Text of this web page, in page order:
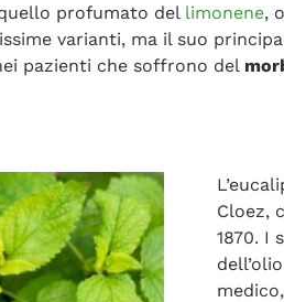
profumato del limonene,
varianti, ma il suo
pazienti che soffrono del
Cloez,
1870. I